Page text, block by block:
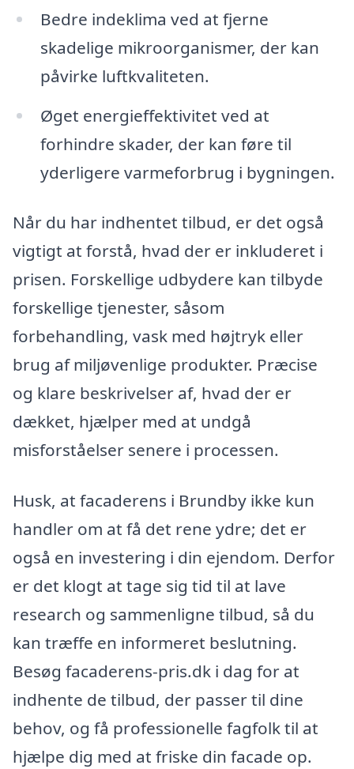
Bedre indeklima ved at fjerne
skadelige mikroorganismer, der kan
påvirke luftkvaliteten.
Øget energieffektivitet ved at
forhindre skader, der kan føre til
yderligere varmeforbrug i bygningen.
Når du har indhentet tilbud, er det også
vigtigt at forstå, hvad der er inkluderet i
prisen. Forskellige udbydere kan tilbyde
forskellige tjenester, såsom
forbehandling, vask med højtryk eller
brug af miljøvenlige produkter. Præcise
og klare beskrivelser af, hvad der er
dækket, hjælper med at undgå
misforståelser senere i processen.
Husk, at facaderens i Brundby ikke kun
handler om at få det rene ydre; det er
også en investering i din ejendom. Derfor
er det klogt at tage sig tid til at lave
research og sammenligne tilbud, så du
kan træffe en informeret beslutning.
Besøg facaderens-pris.dk i dag for at
indhente de tilbud, der passer til dine
behov, og få professionelle fagfolk til at
hjælpe dig med at friske din facade op.